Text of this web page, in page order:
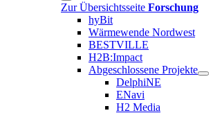
Zur Übersichtsseite Forschung
hyBit
Wärmewende Nordwest
BESTVILLE
H2B:Impact
Abgeschlossene Projekte
DelphiNE
ENavi
H2 Media